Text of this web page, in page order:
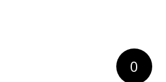
0